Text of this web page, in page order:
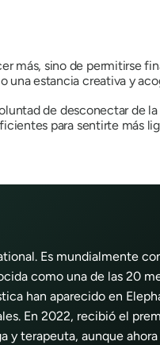
más, sino de permitirse
una estancia creativa y
de desconectar de
para sentirte más
Es mundialmente
como una de las 20
han aparecido en
En 2022, recibió el
y terapeuta, aunque